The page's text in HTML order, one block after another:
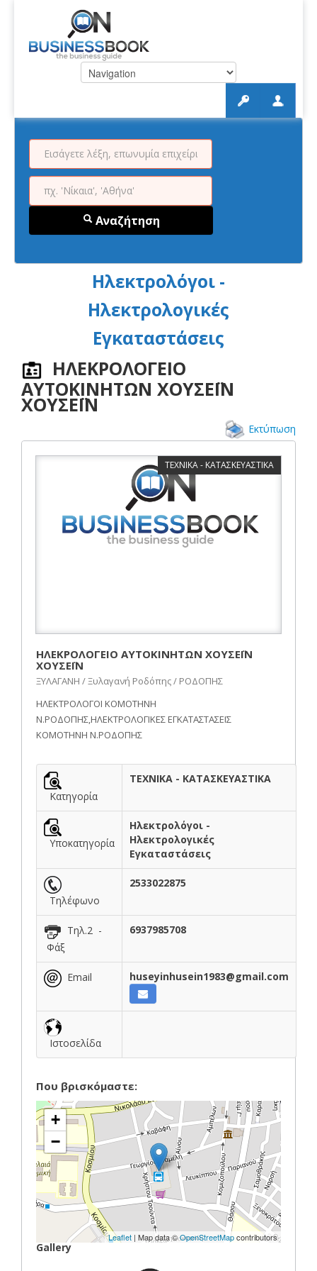
Αναζήτηση
Ηλεκτρολόγοι -
Ηλεκτρολογικές
Εγκαταστάσεις
ΗΛΕΚΡΟΛΟΓΕΙΟ
ΑΥΤΟΚΙΝΗΤΩΝ ΧΟΥΣΕΪΝ
ΧΟΥΣΕΪΝ
Εκτύπωση
ΤΕΧΝΙΚΑ - ΚΑΤΑΣΚΕΥΑΣΤΙΚΑ
ΗΛΕΚΡΟΛΟΓΕΙΟ ΑΥΤΟΚΙΝΗΤΩΝ ΧΟΥΣΕΪΝ
ΧΟΥΣΕΪΝ
ΞΥΛΑΓΑΝΗ / Ξυλαγανή Ροδόπης / ΡΟΔΟΠΗΣ
ΗΛΕΚΤΡΟΛΟΓΟΙ ΚΟΜΟΤΗΝΗ
Ν.ΡΟΔΟΠΗΣ,ΗΛΕΚΤΡΟΛΟΓΙΚΕΣ ΕΓΚΑΤΑΣΤΑΣΕΙΣ
ΚΟΜΟΤΗΝΗ Ν.ΡΟΔΟΠΗΣ
Κατηγορία
ΤΕΧΝΙΚΑ - ΚΑΤΑΣΚΕΥΑΣΤΙΚΑ
Υποκατηγορία
Ηλεκτρολόγοι -
Ηλεκτρολογικές
Εγκαταστάσεις
Τηλέφωνο
2533022875
Τηλ.2 -
Φάξ
6937985708
Email huseyinhusein1983@gmail.com
Ιστοσελίδα
Που βρισκόμαστε:
+
−
Leaflet | Map data ©OpenStreetMapcontributors
Gallery